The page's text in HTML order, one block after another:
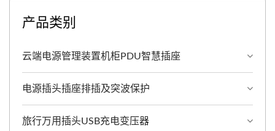
产品类别
云端电源管理装置机柜PDU智慧插座
电源插头插座排插及突波保护
旅行万用插头USB充电变压器